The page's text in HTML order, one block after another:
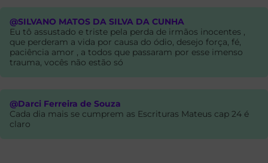
@SILVANO MATOS DA SILVA DA CUNHA
Eu tô assustado e triste pela perda de irmãos inocentes ,
que perderam a vida por causa do ódio, desejo força, fé,
paciência amor , a todos que passaram por esse imenso
trauma, vocês não estão só
@Darci Ferreira de Souza
Cada dia mais se cumprem as Escrituras Mateus cap 24 é
claro